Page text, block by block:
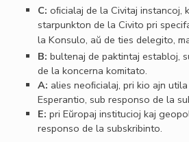
C: oﬁcialaj de la Civitaj instancoj,
starpunkton de la Civito pri
la Konsulo, aŭ de ties delegito,
B: bultenaj de paktintaj establoj,
de la koncerna komitato.
A: alies neoﬁcialaj, pri kio ajn
Esperantio, sub responso de la
E: pri Eŭropaj institucioj kaj
responso de la subskribinto.